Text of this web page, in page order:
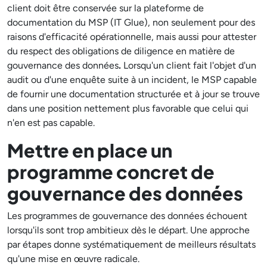
client doit être conservée sur la plateforme de
documentation du MSP (IT Glue), non seulement pour des
raisons d'efficacité opérationnelle, mais aussi pour attester
du respect des obligations de diligence en matière de
gouvernance des données. Lorsqu'un client fait l'objet d'un
audit ou d'une enquête suite à un incident, le MSP capable
de fournir une documentation structurée et à jour se trouve
dans une position nettement plus favorable que celui qui
n'en est pas capable.
Mettre en place un
programme concret de
gouvernance des données
Les programmes de gouvernance des données échouent
lorsqu'ils sont trop ambitieux dès le départ. Une approche
par étapes donne systématiquement de meilleurs résultats
qu'une mise en œuvre radicale.